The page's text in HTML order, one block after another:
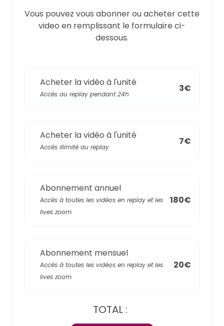
Vous pouvez vous abonner ou acheter cette
video en remplissant le formulaire ci-
dessous.
Acheter la vidéo à l'unité
Accès au replay pendant 24h
3€
Acheter la vidéo à l'unité
Accès illimité au replay
7€
Abonnement annuel
Accès à toutes les vidéos en replay et les
lives zoom
180€
Abonnement mensuel
Accès à toutes les vidéos en replay et les
lives zoom
20€
TOTAL :